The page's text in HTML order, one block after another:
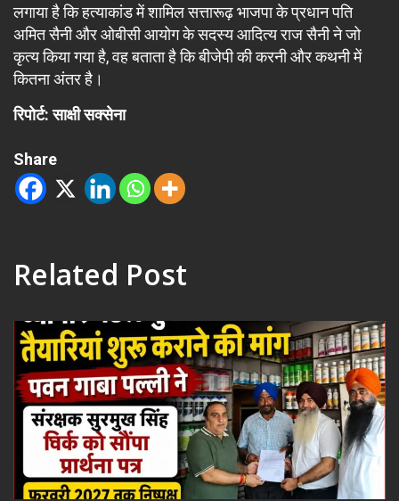
लगाया है कि हत्याकांड में शामिल सत्तारूढ़ भाजपा के प्रधान पति
अमित सैनी और ओबीसी आयोग के सदस्य आदित्य राज सैनी ने जो
कृत्य किया गया है, वह बताता है कि बीजेपी की करनी और कथनी में
कितना अंतर है।
रिपोर्ट: साक्षी सक्सेना
Share
Related Post